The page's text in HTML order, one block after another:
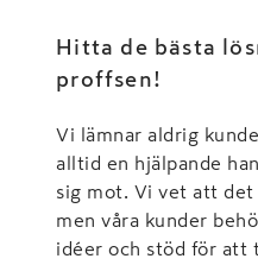
Hitta de bästa
proffsen!
Vi lämnar aldrig
alltid en hjälpande
sig mot. Vi vet att det
men våra kunder
idéer och stöd för att